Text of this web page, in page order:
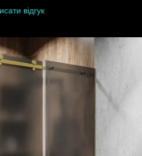
відгук